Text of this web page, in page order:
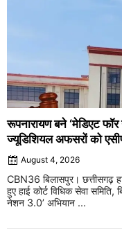
रूपनारायण बने ‘मेडिएट
ज्यूडिशियल अफसरों को
August 4, 2026
CBN36 बिलासपुर। छत्तीसगढ़
हुए हाई कोर्ट विधिक सेवा
नेशन 3.0’ अभियान ...